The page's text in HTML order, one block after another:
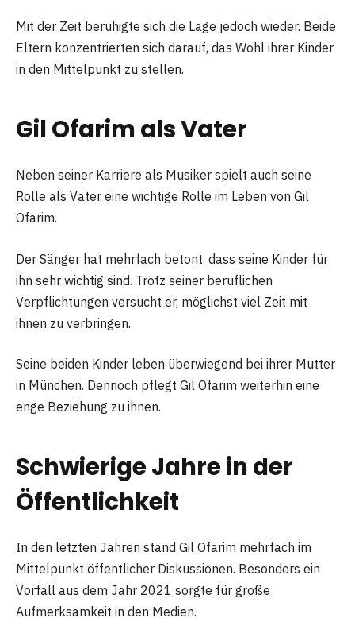
Mit der Zeit beruhigte sich die Lage jedoch wieder. Beide
Eltern konzentrierten sich darauf, das Wohl ihrer Kinder
in den Mittelpunkt zu stellen.
Gil Ofarim als Vater
Neben seiner Karriere als Musiker spielt auch seine
Rolle als Vater eine wichtige Rolle im Leben von Gil
Ofarim.
Der Sänger hat mehrfach betont, dass seine Kinder für
ihn sehr wichtig sind. Trotz seiner beruflichen
Verpflichtungen versucht er, möglichst viel Zeit mit
ihnen zu verbringen.
Seine beiden Kinder leben überwiegend bei ihrer Mutter
in München. Dennoch pflegt Gil Ofarim weiterhin eine
enge Beziehung zu ihnen.
Schwierige Jahre in der
Öffentlichkeit
In den letzten Jahren stand Gil Ofarim mehrfach im
Mittelpunkt öffentlicher Diskussionen. Besonders ein
Vorfall aus dem Jahr 2021 sorgte für große
Aufmerksamkeit in den Medien.